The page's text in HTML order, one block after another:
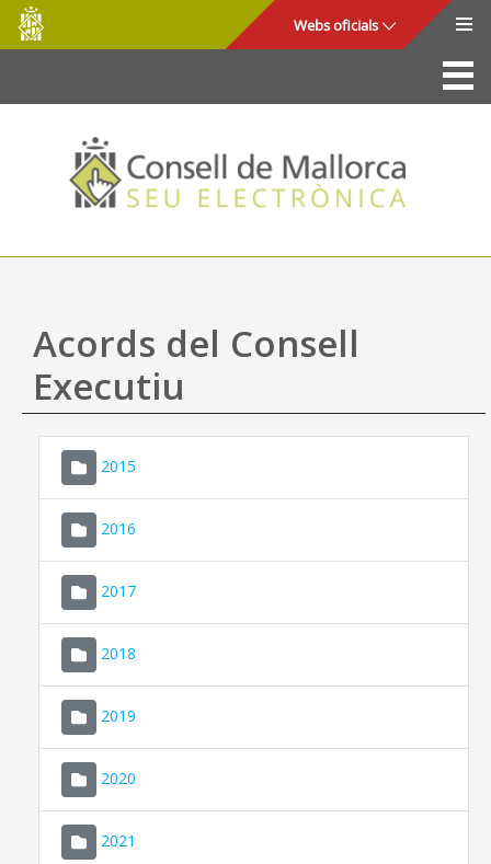
Salta al contingut principal
Consell
de
Mallorca
Webs oficials
La Seu
Consell de Mallorca
Accés i seguretat
Utilitats
Ajuda
Acords del Consell
Executiu
2015
2016
2017
2018
2019
2020
2021